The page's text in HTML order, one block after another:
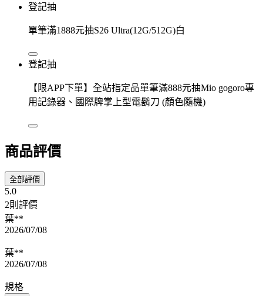
登記抽
單筆滿1888元抽S26 Ultra(12G/512G)白
登記抽
【限APP下單】全站指定品單筆滿888元抽Mio gogoro專
用記錄器、國際牌掌上型電鬍刀 (顏色隨機)
商品評價
全部評價
5.0
2則評價
葉**
2026/07/08
葉**
2026/07/08
規格